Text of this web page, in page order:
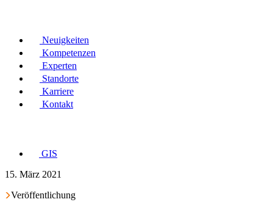
Neuigkeiten
Kompetenzen
Experten
Standorte
Karriere
Kontakt
GIS
15. März 2021
Veröffentlichung